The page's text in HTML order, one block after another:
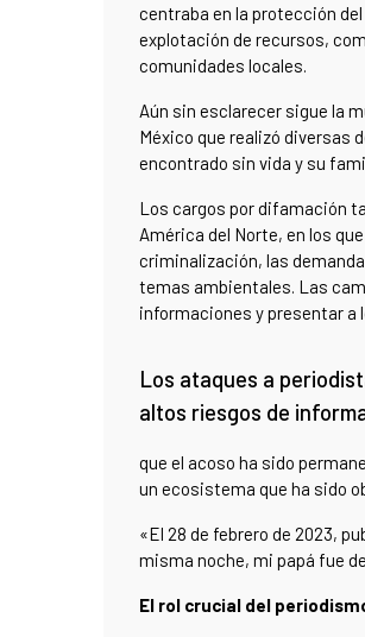
centraba en la protección
explotación de recursos,
comunidades locales.
Aún sin esclarecer sigue la
México que realizó diversas
encontrado sin vida y su
Los cargos por difamación
América del Norte, en los
criminalización, las
temas ambientales. Las
informaciones y presentar a
Los ataques a
altos riesgos de
que el acoso ha sido
un ecosistema que ha sido
«El 28 de febrero de 2023,
misma noche, mi papá fue
El rol crucial del